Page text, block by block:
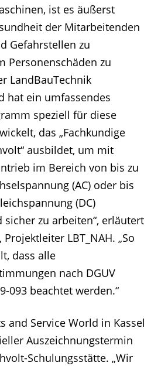
ist es äußerst
der Mitarbeitenden
Gefahrstellen zu
Personenschäden zu
LandBauTechnik
hat ein umfassendes
speziell für diese
das „Fachkundige
ausbildet, um mit
im Bereich von bis zu
(AC) oder bis
(DC)
zu arbeiten“, erläutert
LBT_NAH. „So
dass alle
nach DGUV
093 beachtet werden.“
and Service World in Kassel
Auszeichnungstermin
Schulungsstätte. „Wir